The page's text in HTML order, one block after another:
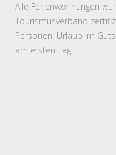
Alle Ferienwohnungen
Tourismusverband
Personen: Urlaub im
am ersten Tag.